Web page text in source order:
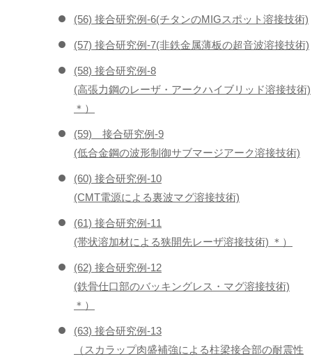
(56) 接合研究例-6(チタンのMIGスポット溶接技術)
(57) 接合研究例-7(非鉄金属薄板の超音波溶接技術)
(58) 接合研究例-8
(高張力鋼のレーザ・アークハイブリッド溶接技術)
＊）
(59) 接合研究例-9
(低合金鋼の波形制御サブマージアーク溶接技術)
(60) 接合研究例-10
(CMT電源による裏波マグ溶接技術)
(61) 接合研究例-11
(帯状溶加材による狭開先レーザ溶接技術) ＊）
(62) 接合研究例-12
(鉄骨仕口部のバッキングレス・マグ溶接技術)
＊）
(63) 接合研究例-13
（スカラップ肉盛補強による柱梁接合部の耐震性